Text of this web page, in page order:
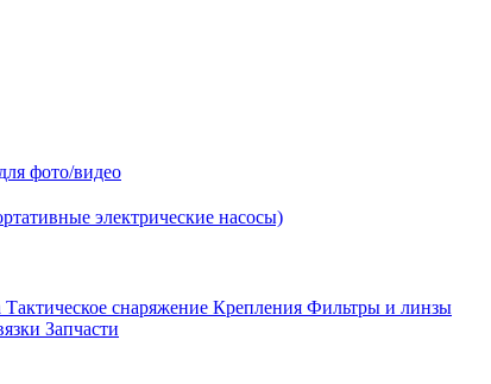
фото/видео
электрические насосы)
Тактическое снаряжение Крепления Фильтры и линзы
Запчасти